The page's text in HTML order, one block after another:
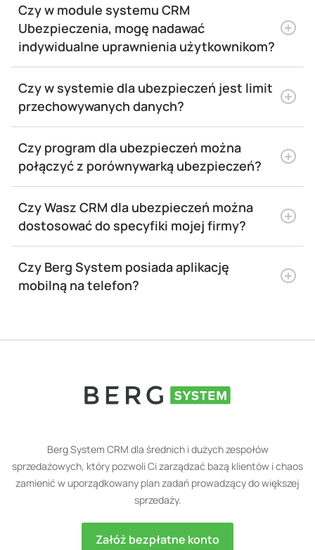
Czy w module systemu CRM
Ubezpieczenia, mogę nadawać
indywidualne uprawnienia użytkownikom?
Czy w systemie dla ubezpieczeń jest limit
przechowywanych danych?
Czy program dla ubezpieczeń można
połączyć z porównywarką ubezpieczeń?
Czy Wasz CRM dla ubezpieczeń można
dostosować do specyfiki mojej firmy?
Czy Berg System posiada aplikację
mobilną na telefon?
Berg System CRM dla średnich i dużych zespołów
sprzedażowych, który pozwoli Ci zarządzać bazą klientów i chaos
zamienić w uporządkowany plan zadań prowadzący do większej
sprzedaży.
Załóż bezpłatne konto